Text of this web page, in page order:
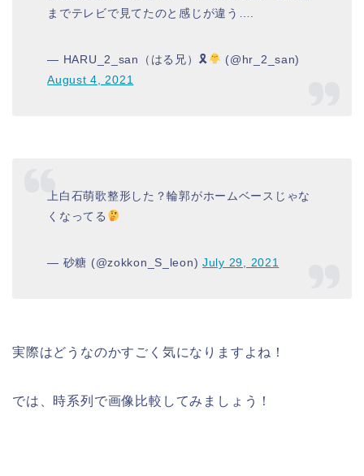
までテレビで見てたのと感じが違う….
— HARU_2_san（はる兄）🎗
(@hr_2_san)
August 4, 2021
上白石萌歌整形した？輪郭がホームベースじゃな
くなってる
— 砂糖 (@zokkon_S_leon)July 29, 2021
実際はどうなのかすごく気になりますよね！
では、時系列で画像比較してみましょう！